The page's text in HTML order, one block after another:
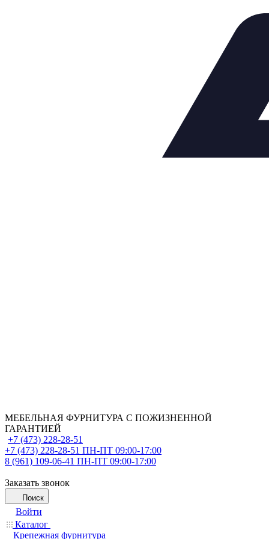
МЕБЕЛЬНАЯ ФУРНИТУРА С ПОЖИЗНЕННОЙ
ГАРАНТИЕЙ
+7 (473) 228-28-51
+7 (473) 228-28-51 ПН-ПТ 09:00-17:00
8 (961) 109-06-41 ПН-ПТ 09:00-17:00
Заказать звонок
Поиск
Войти
Каталог
Крепежная фурнитура